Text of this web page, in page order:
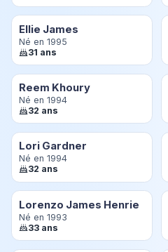
Ellie James
Né en 1995
31 ans
Reem Khoury
Né en 1994
32 ans
Lori Gardner
Né en 1994
32 ans
Lorenzo James Henrie
Né en 1993
33 ans